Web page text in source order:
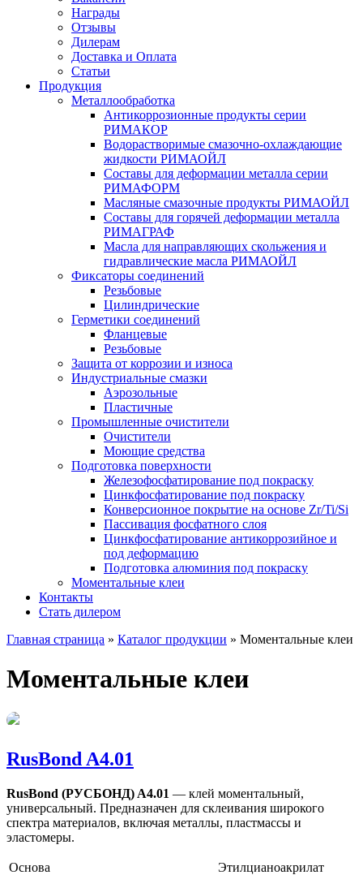
Награды
Отзывы
Дилерам
Доставка и Оплата
Статьи
Продукция
Металлообработка
Антикоррозионные продукты серии
РИМАКОР
Водорастворимые смазочно-охлаждающие
жидкости РИМАОЙЛ
Составы для деформации металла серии
РИМАФОРМ
Масляные смазочные продукты РИМАОЙЛ
Составы для горячей деформации металла
РИМАГРАФ
Масла для направляющих скольжения и
гидравлические масла РИМАОЙЛ
Фиксаторы соединений
Резьбовые
Цилиндрические
Герметики соединений
Фланцевые
Резьбовые
Защита от коррозии и износа
Индустриальные смазки
Аэрозольные
Пластичные
Промышленные очистители
Очистители
Моющие средства
Подготовка поверхности
Железофосфатирование под покраску
Цинкфосфатирование под покраску
Конверсионное покрытие на основе Zr/Ti/Si
Пассивация фосфатного слоя
Цинкфосфатирование антикоррозийное и
под деформацию
Подготовка алюминия под покраску
Моментальные клеи
Контакты
Стать дилером
Главная страница » Каталог продукции » Моментальные клеи
Моментальные клеи
RusBond A4.01
RusBond (РУСБОНД) A4.01 — клей моментальный,
универсальный. Предназначен для склеивания широкого
спектра материалов, включая металлы, пластмассы и
эластомеры.
Основа
Этилцианоакрилат